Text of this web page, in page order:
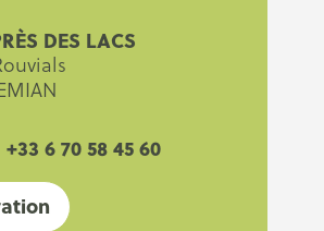
DES LACS
+33 6 70 58 45 60